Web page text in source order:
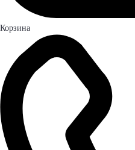
Корзина